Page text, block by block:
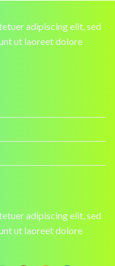
adipiscing elit, sed
ut laoreet dolore
adipiscing elit, sed
ut laoreet dolore